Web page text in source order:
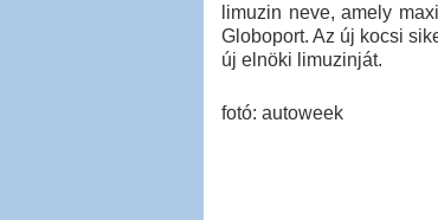
limuzin neve, amely
Globoport. Az új kocsi
új elnöki limuzinját.
fotó: autoweek